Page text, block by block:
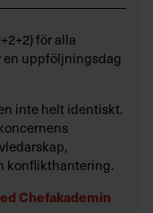
för alla
en uppföljningsdag
inte helt identiskt.
konflikthantering.
Chefakademin